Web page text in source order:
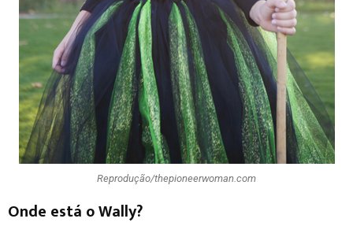
Reprodução/thepioneerwoman.com
Onde está o Wally?